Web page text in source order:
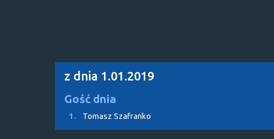
z dnia 1.01.2019
Gość dnia
1. Tomasz Szafranko